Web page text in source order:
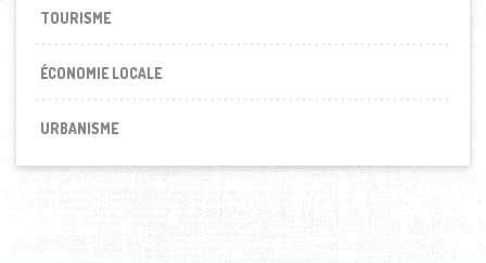
TOURISME
ÉCONOMIE LOCALE
URBANISME